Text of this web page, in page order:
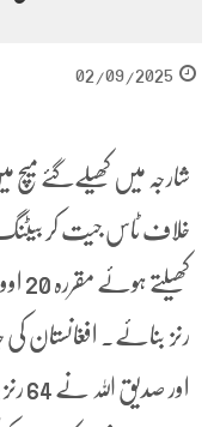
02/09/2025
شارجہ میں کھیلےگئے میچ
خلاف ٹاس جیت کر بیٹنگ
اور